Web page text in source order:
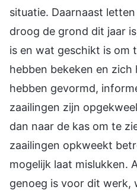
situatie. Daarnaast
droog de grond dit jaar
is en wat geschikt is om
hebben bekeken en zich
hebben gevormd,
zaailingen zijn
dan naar de kas om te
zaailingen opkweekt
mogelijk laat mislukken.
genoeg is voor dit werk,